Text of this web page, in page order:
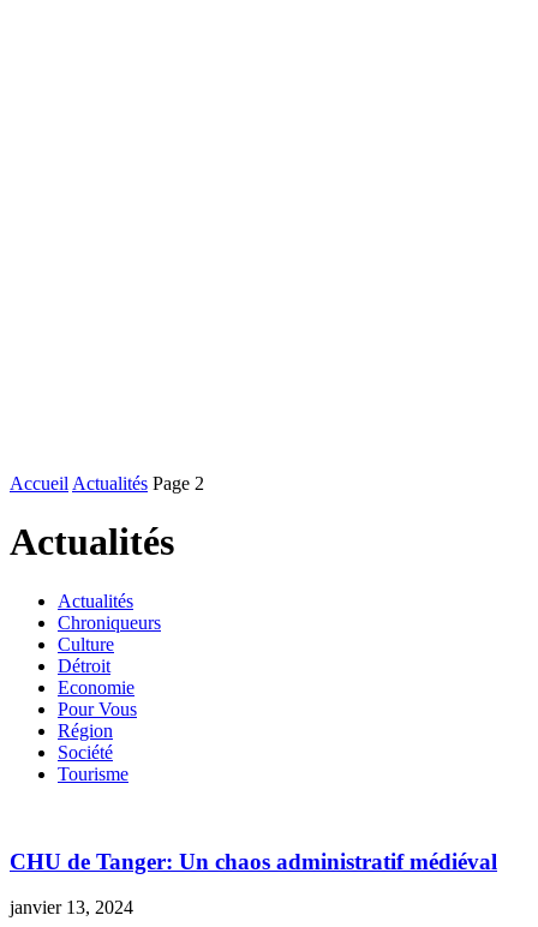
Accueil Actualités Page 2
Actualités
Actualités
Chroniqueurs
Culture
Détroit
Economie
Pour Vous
Région
Société
Tourisme
CHU de Tanger: Un chaos administratif médiéval
janvier 13, 2024